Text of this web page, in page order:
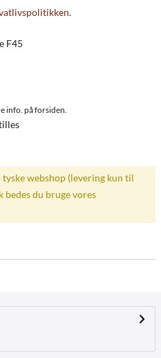
.
F45
info. på forsiden.
webshop (levering kun til
du bruge vores